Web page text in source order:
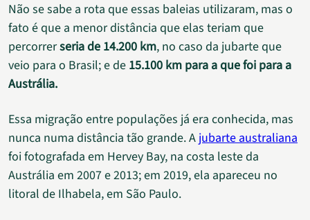
Não se sabe a rota que essas baleias utilizaram, mas o
fato é que a menor distância que elas teriam que
percorrerseria de 14.200 km, no caso da jubarte que
veio para o Brasil; e de 15.100 km para a que foi para a
Austrália.
Essa migração entre populações já era conhecida, mas
nunca numa distância tão grande. A jubarte australiana
foi fotografada em Hervey Bay, na costa leste da
Austrália em 2007 e 2013; em 2019, ela apareceu no
litoral de Ilhabela, em São Paulo.